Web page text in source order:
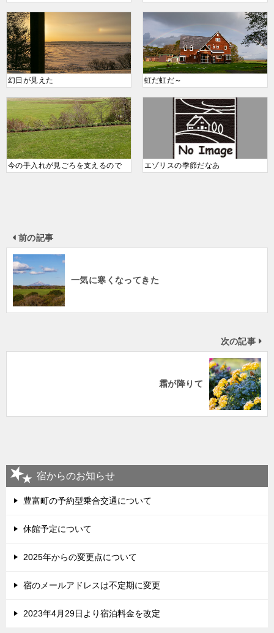
幻日が見えた 虹だ虹だ～
今の手入れが見ごろを支えるので エゾリスの季節だなあ
前の記事
一気に寒くなってきた
次の記事
霜が降りて
宿からのお知らせ
豊富町の予約型乗合交通について
休館予定について
2025年からの変更点について
宿のメールアドレスは不定期に変更
2023年4月29日より宿泊料金を改定